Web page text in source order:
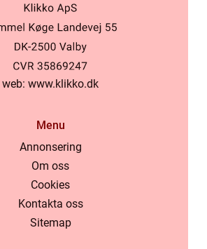
web: www.klikko.dk
Menu
Annonsering
Om oss
Cookies
Kontakta oss
Sitemap